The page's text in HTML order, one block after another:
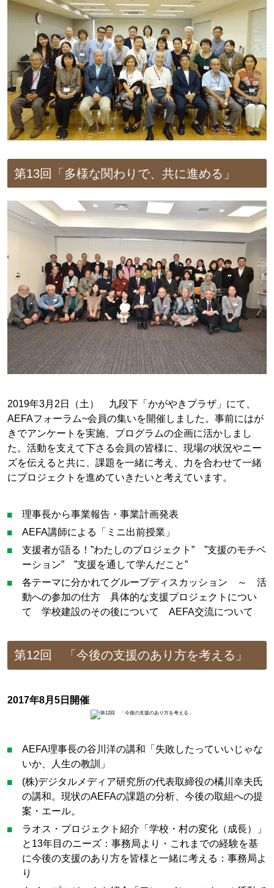
第13回「多様な関わりで、共に進める」
2019年3月2日（土） 九段下「かがやきプラザ」にて、
AEFAフォーラム~会員の集いを開催しました。事前にはが
きでアンケートを実施、プログラムの企画に活かしまし
た。活動を支えて下さる会員の皆様に、現場の状況やニー
ズを伝えると共に、課題を一緒に考え、力を合わせて一緒
にプロジェクトを進めていきたいと考えています。
理事長から事業報告・事業計画発表
AEFA講師による「ミニ出前授業」
支援者が語る！”わたしのプロジェクト” ”支援のモチベ
ーション” ”支援を通して学んだこと”
各テーマに分かれてグループディスカッション ～ 活
動への参加の仕方 具体的な支援プロジェクトについ
て 学校建設のその後について AEFA交流について
第12回 「今後の支援のあり方を考える」
2017年8月5日開催
AEFA理事長の谷川洋の講和「失敗したっていいじゃな
いか、人生の教訓」
(株)デジタルメディア研究所の代表取締役の橘川幸夫氏
の講和。現状のAEFAの課題の分析、今後の取組への提
案・エール。
ラオス・プロジェクト紹介「学校・村の変化（成長）」
と13年目のニーズ：事務局より・これまでの経験を基
に今後の支援のあり方を皆様と一緒に考える：事務局よ
り